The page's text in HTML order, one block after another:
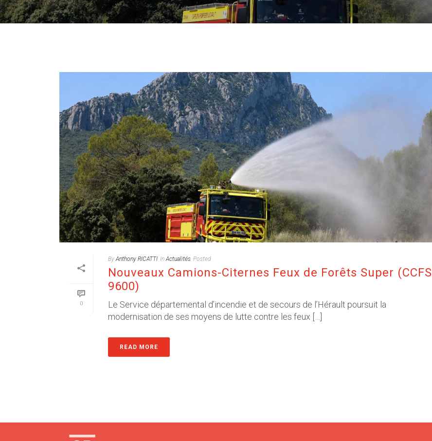
0
By Anthony RICATTI In Actualités Posted
Nouveaux Camions-Citernes Feux de Forêts Super (CCFS
9600)
Le Service départemental d’incendie et de secours de l’Hérault poursuit la
modernisation de ses moyens de lutte contre les feux […]
READ MORE